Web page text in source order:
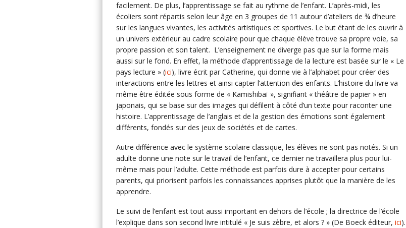
facilement. De plus, l’apprentissage se fait au rythme de l’enfant. L’après-midi, les
écoliers sont répartis selon leur âge en 3 groupes de 11 autour d’ateliers de ¾ d’heure
sur les langues vivantes, les activités artistiques et sportives. Le but étant de les ouvrir à
un univers extérieur au cadre scolaire pour que chaque élève trouve sa propre voie, sa
propre passion et son talent. L’enseignement ne diverge pas que sur la forme mais
aussi sur le fond. En effet, la méthode d’apprentissage de la lecture est basée sur le « Le
pays lecture » (ici), livre écrit par Catherine, qui donne vie à l’alphabet pour créer des
interactions entre les lettres et ainsi capter l’attention des enfants. L’histoire du livre va
même être éditée sous forme de « Kamishibaï », signifiant « théâtre de papier » en
japonais, qui se base sur des images qui défilent à côté d’un texte pour raconter une
histoire. L’apprentissage de l’anglais et de la gestion des émotions sont également
différents, fondés sur des jeux de sociétés et de cartes.
Autre différence avec le système scolaire classique, les élèves ne sont pas notés. Si un
adulte donne une note sur le travail de l’enfant, ce dernier ne travaillera plus pour lui-
même mais pour l’adulte. Cette méthode est parfois dure à accepter pour certains
parents, qui priorisent parfois les connaissances apprises plutôt que la manière de les
apprendre.
Le suivi de l’enfant est tout aussi important en dehors de l’école ; la directrice de l’école
l’explique dans son second livre intitulé « Je suis zèbre, et alors ? » (De Boeck éditeur, ici).